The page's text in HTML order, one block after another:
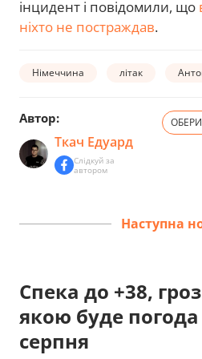
інцидент і повідомили, що
ніхто не постраждав.
Німеччина літак
Автор:
Ткач Едуард
Слідкуй за
автором
Наступна
Спека до +38,
якою буде погода
серпня